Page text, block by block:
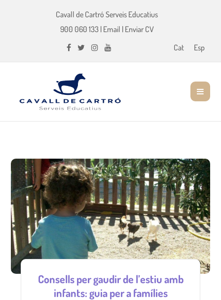
Cavall de Cartró Serveis Educatius
900 060 133| Email | Enviar CV
Cat
Esp
Consells per gaudir de l’estiu amb
infants: guia per a famílies